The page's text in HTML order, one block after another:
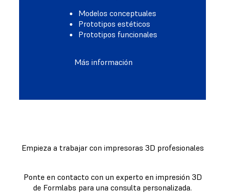
Modelos conceptuales
Prototipos estéticos
Prototipos funcionales
Más información
Empieza a trabajar con impresoras 3D profesionales
Ponte en contacto con un experto en impresión 3D
de Formlabs para una consulta personalizada.